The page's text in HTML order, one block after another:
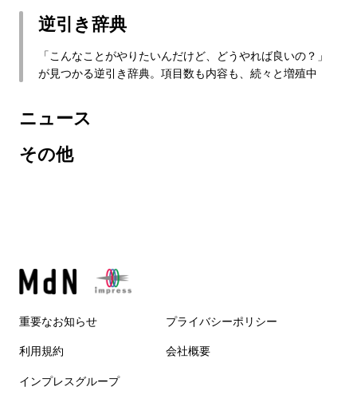
逆引き辞典
「こんなことがやりたいんだけど、どうやれば良いの？」
が見つかる逆引き辞典。項目数も内容も、続々と増殖中
ニュース
その他
重要なお知らせ プライバシーポリシー
利用規約 会社概要
インプレスグループ